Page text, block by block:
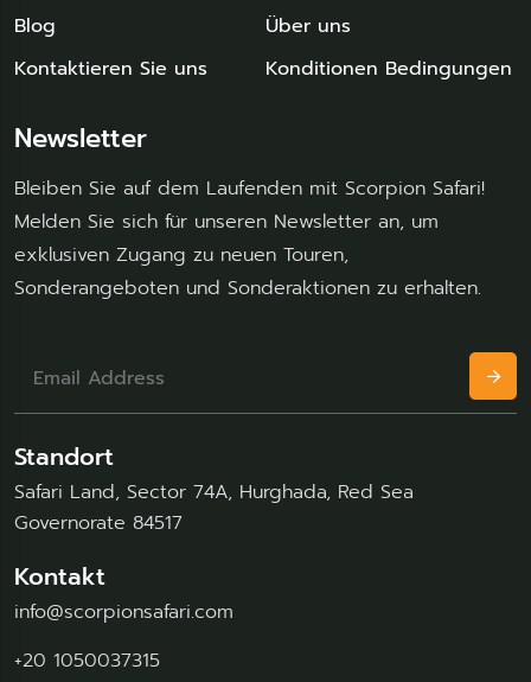
Blog
Über uns
Kontaktieren Sie uns
Konditionen Bedingungen
Newsletter
Bleiben Sie auf dem Laufenden mit Scorpion Safari!
Melden Sie sich für unseren Newsletter an, um
exklusiven Zugang zu neuen Touren,
Sonderangeboten und Sonderaktionen zu erhalten.
Standort
Safari Land, Sector 74A, Hurghada, Red Sea
Governorate 84517
Kontakt
info@scorpionsafari.com
+20 1050037315